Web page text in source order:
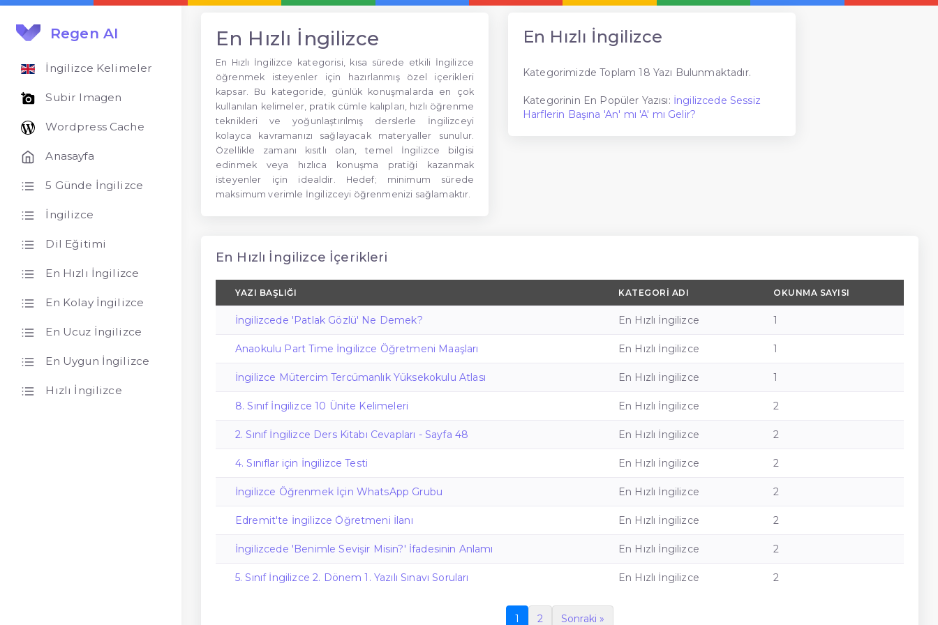
Regen AI
İngilizce Kelimeler
Subir Imagen
Wordpress Cache
Anasayfa
5 Günde İngilizce
İngilizce
Dil Eğitimi
En Hızlı İngilizce
En Kolay İngilizce
En Ucuz İngilizce
En Uygun İngilizce
Hızlı İngilizce
En Hızlı İngilizce
En Hızlı İngilizce kategorisi, kısa sürede etkili İngilizce
öğrenmek isteyenler için hazırlanmış özel içerikleri
kapsar. Bu kategoride, günlük konuşmalarda en çok
kullanılan kelimeler, pratik cümle kalıpları, hızlı öğrenme
teknikleri ve yoğunlaştırılmış derslerle İngilizceyi
kolayca kavramanızı sağlayacak materyaller sunulur.
Özellikle zamanı kısıtlı olan, temel İngilizce bilgisi
edinmek veya hızlıca konuşma pratiği kazanmak
isteyenler için idealdir. Hedef; minimum sürede
maksimum verimle İngilizceyi öğrenmenizi sağlamaktır.
En Hızlı İngilizce
Kategorimizde Toplam 18 Yazı Bulunmaktadır.
Kategorinin En Popüler Yazısı: İngilizcede Sessiz
Harflerin Başına 'An' mı 'A' mı Gelir?
En Hızlı İngilizce İçerikleri
YAZI BAŞLIĞI KATEGORI ADI OKUNMA SAYISI
İngilizcede 'Patlak Gözlü' Ne Demek? En Hızlı İngilizce 1
Anaokulu Part Time İngilizce Öğretmeni Maaşları En Hızlı İngilizce 1
İngilizce Mütercim Tercümanlık Yüksekokulu Atlası En Hızlı İngilizce 1
8. Sınıf İngilizce 10 Ünite Kelimeleri En Hızlı İngilizce 2
2. Sınıf İngilizce Ders Kitabı Cevapları - Sayfa 48 En Hızlı İngilizce 2
4. Sınıflar için İngilizce Testi En Hızlı İngilizce 2
İngilizce Öğrenmek İçin WhatsApp Grubu En Hızlı İngilizce 2
Edremit'te İngilizce Öğretmeni İlanı En Hızlı İngilizce 2
İngilizcede 'Benimle Sevişir Misin?' İfadesinin Anlamı En Hızlı İngilizce 2
5. Sınıf İngilizce 2. Dönem 1. Yazılı Sınavı Soruları En Hızlı İngilizce 2
1 2 Sonraki »